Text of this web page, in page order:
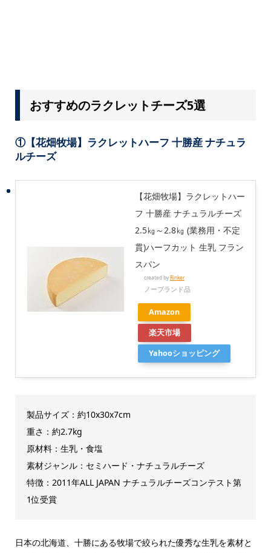
おすすめのラクレットチーズ5選
①【花畑牧場】ラクレットハーフ 十勝産 ナチュラ
ルチーズ
【花畑牧場】ラクレットハー
フ 十勝産 ナチュラルチーズ
2.5㎏～2.8㎏ (業務用・不定
貫)ハーフカット 生乳 フラン
スパン
created byRinker
ノーブランド品
Amazon
楽天市場
Yahooショッピング
製品サイズ：約10x30x7cm
重さ：約2.7kg
原材料：生乳・食塩
素材ジャンル：セミハード・ナチュラルチーズ
特徴：2011年ALL JAPAN ナチュラルチーズコンテスト第
1位受賞
日本の北海道、十勝にある牧場で絞られた優秀な生乳を素材と